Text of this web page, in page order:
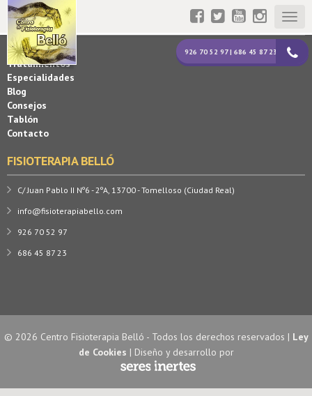
926 70 52 97 | 686 45 87 23
MAPA WEB
La Clínica
Tratamientos
Especialidades
Blog
Consejos
Tablón
Contacto
FISIOTERAPIA BELLÓ
C/ Juan Pablo II Nº6 - 2ºA, 13700 - Tomelloso (Ciudad Real)
info@fisioterapiabello.com
926 70 52 97
686 45 87 23
© 2026 Centro Fisioterapia Belló - Todos los derechos reservados | Ley
de Cookies | Diseño y desarrollo por